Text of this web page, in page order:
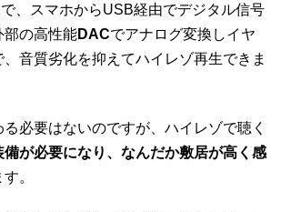
、スマホからUSB経由でデジタル信号
部の高性能DACでアナログ変換しイヤ
音質劣化を抑えてハイレゾ再生できま
必要はないのですが、ハイレゾで聴く
備が必要になり、なんだか敷居が高く感
。